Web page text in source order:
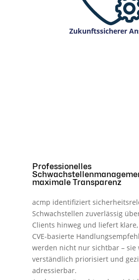
Zukunftssicherer
Professionelles
maximale Transparenz
acmp identifiziert
Schwachstellen zuverlässig
Clients hinweg und liefert klare,
CVE-basierte
werden nicht nur sichtbar – sie
verständlich priorisiert und
adressierbar.